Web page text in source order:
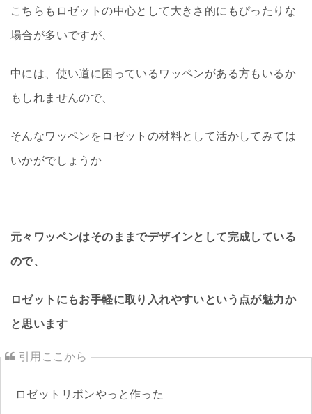
こちらもロゼットの中心として大きさ的にもぴったりな
場合が多いですが、
中には、使い道に困っているワッペンがある方もいるか
もしれませんので、
そんなワッペンをロゼットの材料として活かしてみては
いかがでしょうか
元々ワッペンはそのままでデザインとして完成している
ので、
ロゼットにもお手軽に取り入れやすいという点が魅力か
と思います
ロゼットリボンやっと作った